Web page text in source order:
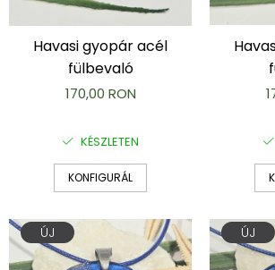
Nyaklánc / Medál
Karperec
Ezüst ékszerek
Nyaklánc / Medál
Fülbevaló
Ékszer szett
Kitűző
Havasi gyopár acél
fülbevaló
170,00 RON
KÉSZLETEN
KONFIGURÁL
ÚJ ÚJ